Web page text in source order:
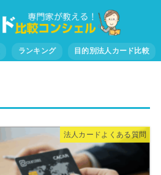
ランキング 目的別法人カード比較
法人カードよくある質問